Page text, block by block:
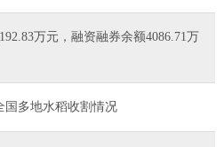
万元，融资融券余额4086.71万
国多地水稻收割情况